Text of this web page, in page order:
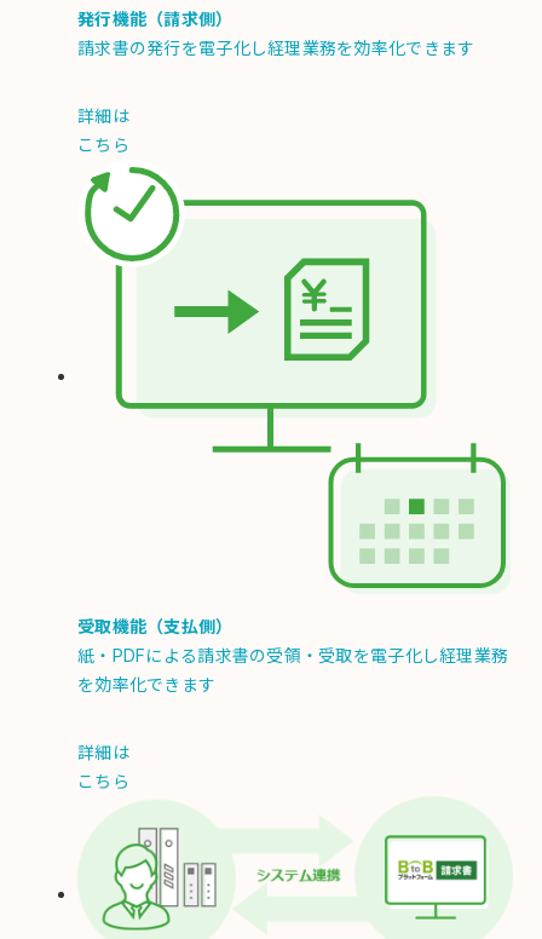
発行機能（請求側）
請求書の発行を電子化し経理業務を効率化できます
詳細は
こちら
受取機能（支払側）
紙・PDFによる請求書の受領・受取を電子化し経理業務
を効率化できます
詳細は
こちら